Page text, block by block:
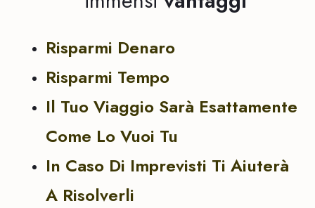
Risparmi Denaro
Risparmi Tempo
Il Tuo Viaggio Sarà Esattamente
Come Lo Vuoi Tu
In Caso Di Imprevisti Ti Aiuterà
A Risolverli